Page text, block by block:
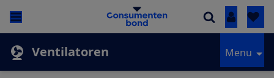
Inloggen
Ventilatoren Menu